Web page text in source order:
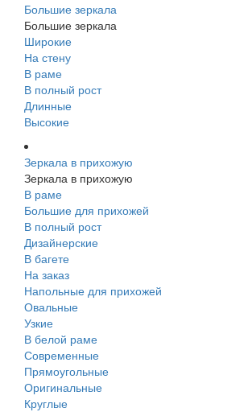
Большие зеркала
Большие зеркала
Широкие
На стену
В раме
В полный рост
Длинные
Высокие
Зеркала в прихожую
Зеркала в прихожую
В раме
Большие для прихожей
В полный рост
Дизайнерские
В багете
На заказ
Напольные для прихожей
Овальные
Узкие
В белой раме
Современные
Прямоугольные
Оригинальные
Круглые